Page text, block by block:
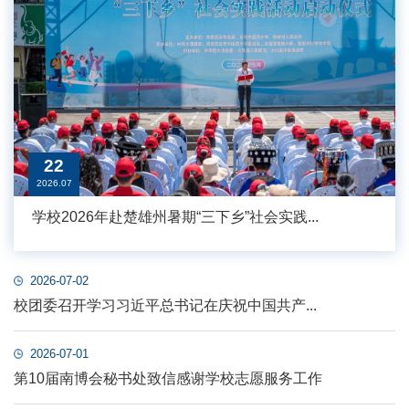
22
2026.07
学校2026年赴楚雄州暑期“三下乡”社会实践...
2026-07-02
校团委召开学习习近平总书记在庆祝中国共产...
2026-07-01
第10届南博会秘书处致信感谢学校志愿服务工作